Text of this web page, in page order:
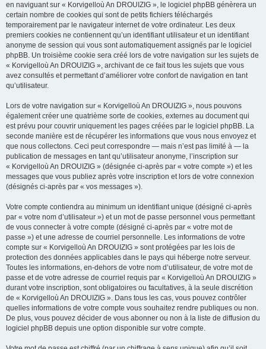
en naviguant sur « Korvigelloù An DROUIZIG », le logiciel phpBB génèrera un
certain nombre de cookies qui sont de petits fichiers téléchargés
temporairement par le navigateur internet de votre ordinateur. Les deux
premiers cookies ne contiennent qu’un identifiant utilisateur et un identifiant
anonyme de session qui vous sont automatiquement assignés par le logiciel
phpBB. Un troisième cookie sera créé lors de votre navigation sur les sujets de
« Korvigelloù An DROUIZIG », archivant de ce fait tous les sujets que vous
avez consultés et permettant d’améliorer votre confort de navigation en tant
qu’utilisateur.
Lors de votre navigation sur « Korvigelloù An DROUIZIG », nous pouvons
également créer une quatrième sorte de cookies, externes au document qui
est prévu pour couvrir uniquement les pages créées par le logiciel phpBB. La
seconde manière est de récupérer les informations que vous nous envoyez et
que nous collectons. Ceci peut correspondre — mais n’est pas limité à — la
publication de messages en tant qu’utilisateur anonyme, l’inscription sur
« Korvigelloù An DROUIZIG » (désignée ci-après par « votre compte ») et les
messages que vous publiez après votre inscription et lors de votre connexion
(désignés ci-après par « vos messages »).
Votre compte contiendra au minimum un identifiant unique (désigné ci-après
par « votre nom d’utilisateur ») et un mot de passe personnel vous permettant
de vous connecter à votre compte (désigné ci-après par « votre mot de
passe ») et une adresse de courriel personnelle. Les informations de votre
compte sur « Korvigelloù An DROUIZIG » sont protégées par les lois de
protection des données applicables dans le pays qui héberge notre serveur.
Toutes les informations, en-dehors de votre nom d’utilisateur, de votre mot de
passe et de votre adresse de courriel requis par « Korvigelloù An DROUIZIG »
durant votre inscription, sont obligatoires ou facultatives, à la seule discrétion
de « Korvigelloù An DROUIZIG ». Dans tous les cas, vous pouvez contrôler
quelles informations de votre compte vous souhaitez rendre publiques ou non.
De plus, vous pouvez décider de vous abonner ou non à la liste de diffusion du
logiciel phpBB depuis une option disponible sur votre compte.